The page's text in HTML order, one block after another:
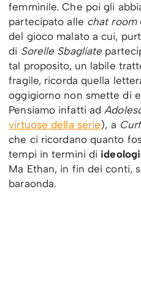
femminile. Che poi gli
partecipato alle chat room
del gioco malato a cui,
di Sorelle Sbagliate
tal proposito, un labile
fragile, ricorda quella
oggigiorno non smette di
Pensiamo infatti ad
virtuose della serie), a
che ci ricordano quanto
tempi in termini di
Ma Ethan, in fin dei conti,
baraonda.